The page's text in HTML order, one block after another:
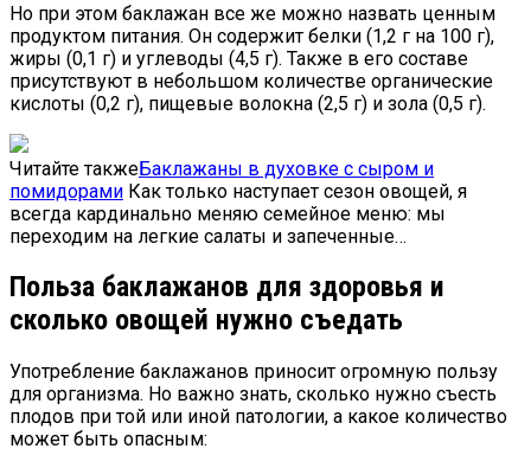
Но при этом баклажан все же можно назвать ценным
продуктом питания. Он содержит белки (1,2 г на 100 г),
жиры (0,1 г) и углеводы (4,5 г). Также в его составе
присутствуют в небольшом количестве органические
кислоты (0,2 г), пищевые волокна (2,5 г) и зола (0,5 г).
Читайте такжеБаклажаны в духовке с сыром и
помидорами Как только наступает сезон овощей, я
всегда кардинально меняю семейное меню: мы
переходим на легкие салаты и запеченные…
Польза баклажанов для здоровья и
сколько овощей нужно съедать
Употребление баклажанов приносит огромную пользу
для организма. Но важно знать, сколько нужно съесть
плодов при той или иной патологии, а какое количество
может быть опасным: